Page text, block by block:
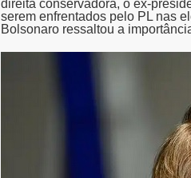
direita conservadora, o ex-
serem enfrentados pelo PL nas
Bolsonaro ressaltou a